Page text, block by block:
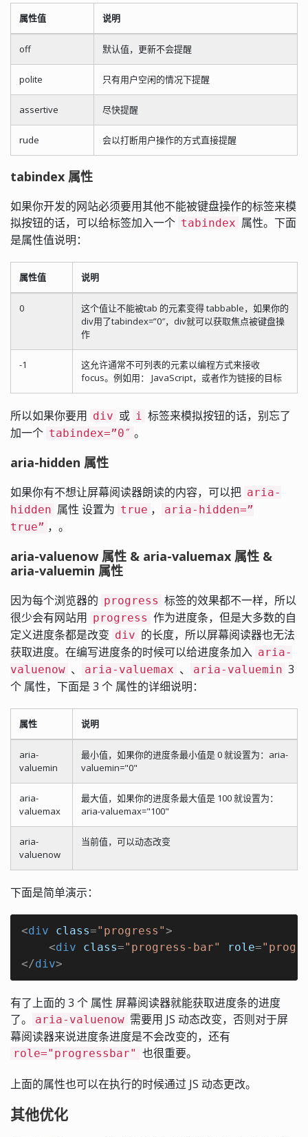
属性值 说明
off 默认值，更新不会提醒
polite 只有用户空闲的情况下提醒
assertive 尽快提醒
rude 会以打断用户操作的方式直接提醒
tabindex 属性
如果你开发的网站必须要用其他不能被键盘操作的标签来模
拟按钮的话，可以给标签加入一个 tabindex 属性。下面
是属性值说明：
属性值 说明
0
这个值让不能被tab 的元素变得 tabbable，如果你的
div用了tabindex=”0″，div就可以获取焦点被键盘操
作
-1
这允许通常不可列表的元素以编程方式来接收
focus。例如用： JavaScript，或者作为链接的目标
所以如果你要用 div 或 i 标签来模拟按钮的话，别忘了
加一个 tabindex=”0″ 。
aria-hidden 属性
如果你有不想让屏幕阅读器朗读的内容，可以把 aria-
hidden 属性 设置为 true ，
aria-hidden=”
true” ，。
aria-valuenow 属性 & aria-valuemax 属性 &
aria-valuemin 属性
因为每个浏览器的 progress 标签的效果都不一样，所以
很少会有网站用 progress 作为进度条，但是大多数的自
定义进度条都是改变 div 的长度，所以屏幕阅读器也无法
获取进度。在编写进度条的时候可以给进度条加入 aria-
valuenow 、 aria-valuemax 、 aria-valuemin 3
个 属性，下面是 3 个 属性的详细说明：
属性 说明
aria-
valuemin
最小值，如果你的进度条最小值是 0 就设置为：aria-
valuemin="0"
aria-
valuemax
最大值，如果你的进度条最大值是 100 就设置为：
aria-valuemax="100"
aria-
valuenow
当前值，可以动态改变
下面是简单演示：
<div class="progress">
<div class="progress-bar" role=
</div>
有了上面的 3 个 属性 屏幕阅读器就能获取进度条的进度
了。
aria-valuenow 需要用 JS 动态改变，否则对于屏
幕阅读器来说进度条进度是不会改变的，还有
role="progressbar" 也很重要。
上面的属性也可以在执行的时候通过 JS 动态更改。
其他优化